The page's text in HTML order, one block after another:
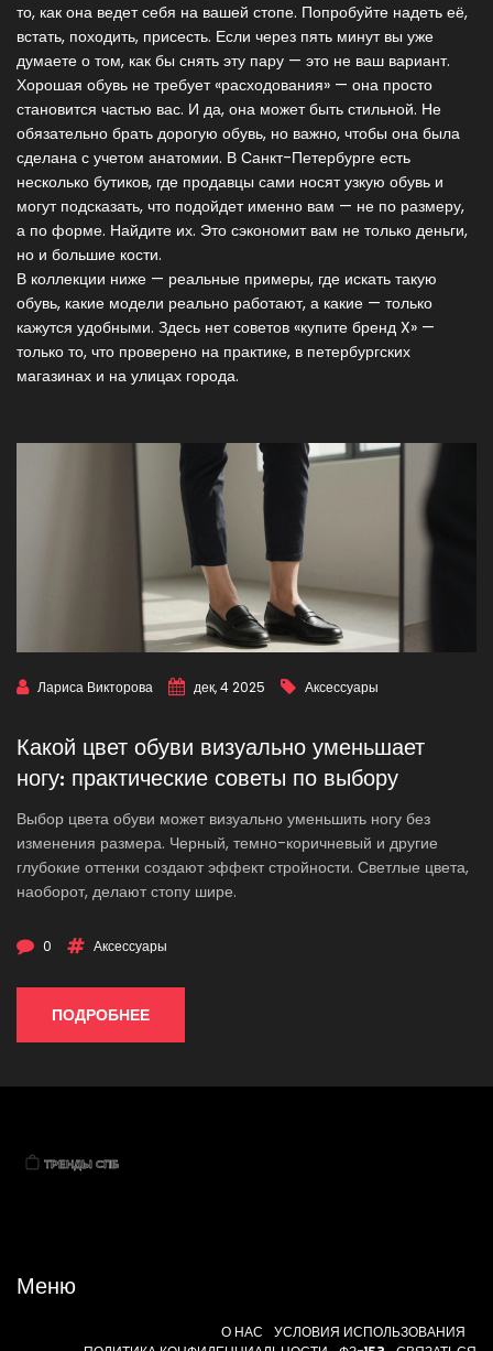
то, как она ведет себя на вашей стопе. Попробуйте надеть её,
встать, походить, присесть. Если через пять минут вы уже
думаете о том, как бы снять эту пару — это не ваш вариант.
Хорошая обувь не требует «расходования» — она просто
становится частью вас. И да, она может быть стильной. Не
обязательно брать дорогую обувь, но важно, чтобы она была
сделана с учетом анатомии. В Санкт-Петербурге есть
несколько бутиков, где продавцы сами носят узкую обувь и
могут подсказать, что подойдет именно вам — не по размеру,
а по форме. Найдите их. Это сэкономит вам не только деньги,
но и большие кости.
В коллекции ниже — реальные примеры, где искать такую
обувь, какие модели реально работают, а какие — только
кажутся удобными. Здесь нет советов «купите бренд X» —
только то, что проверено на практике, в петербургских
магазинах и на улицах города.
Лариса Викторова дек, 4 2025 Аксессуары
Какой цвет обуви визуально уменьшает
ногу: практические советы по выбору
Выбор цвета обуви может визуально уменьшить ногу без
изменения размера. Черный, темно-коричневый и другие
глубокие оттенки создают эффект стройности. Светлые цвета,
наоборот, делают стопу шире.
0 Аксессуары
ПОДРОБНЕЕ
Меню
О НАС
УСЛОВИЯ ИСПОЛЬЗОВАНИЯ